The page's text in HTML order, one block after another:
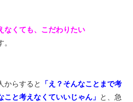
なくても、こだわりたい
からすると
「え？そんなことまで考
こと考えなくていいじゃん」 と、急